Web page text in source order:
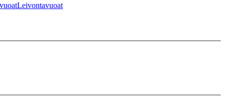
Leivontavuoat